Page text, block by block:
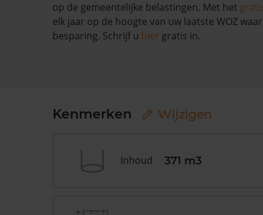
op de gemeentelijke belastingen. Met het
elk jaar op de hoogte van uw laatste WOZ
besparing. Schrijf u hier gratis in.
Kenmerken Wijzigen
Inhoud 371 m3